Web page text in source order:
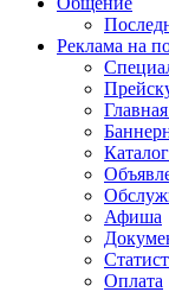
Реклама на
Афиша
Оплата